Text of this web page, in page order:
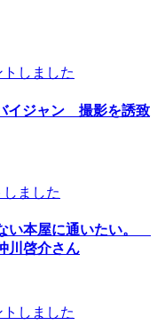
しました
イジャン 撮影を誘致
ました
い本屋に通いたい。
川啓介さん
しました